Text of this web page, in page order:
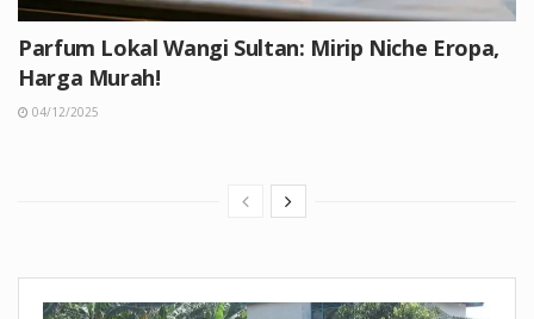
Parfum Lokal Wangi Sultan: Mirip Niche Eropa,
Harga Murah!
04/12/2025